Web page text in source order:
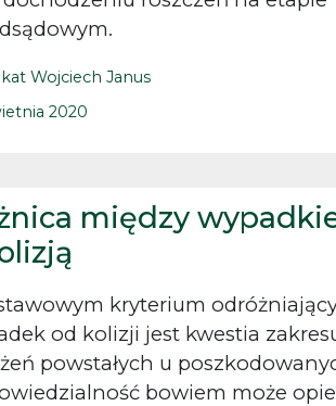
Wojciech Janus
2020
między
kryterium
od kolizji jest kwestia
powstałych u
bowiem może